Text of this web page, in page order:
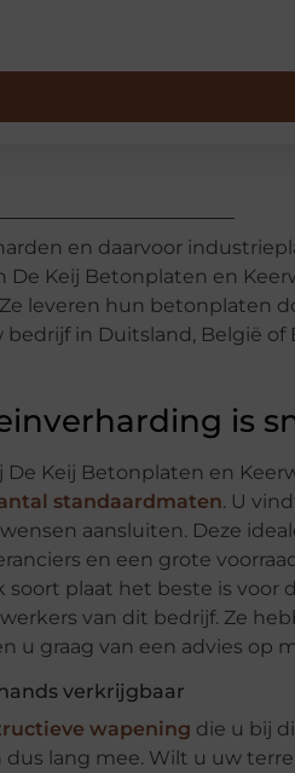
en daarvoor
De Keij Betonplaten en
leveren hun betonplaten
bedrijf in Duitsland, België
is
Keij Betonplaten en
standaardmaten. U
aansluiten. Deze
en een grote
soort plaat het beste is voor
van dit bedrijf. Ze
u graag van een advies op
verkrijgbaar
wapening die u bij
lang mee. Wilt u uw